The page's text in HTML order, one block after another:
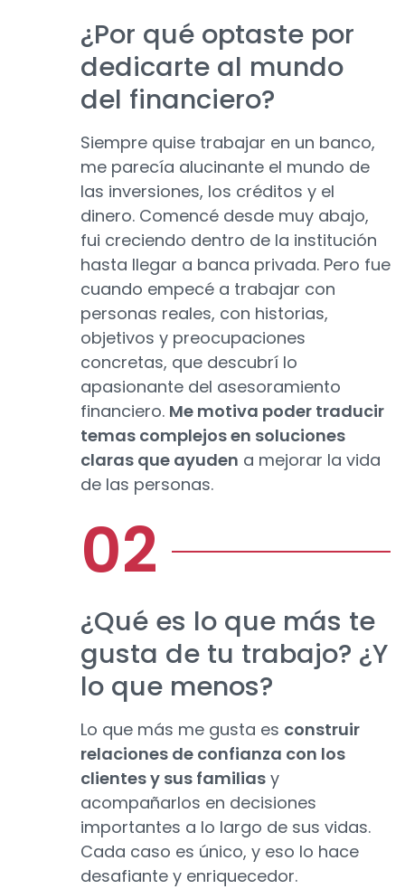
¿Por qué optaste por
dedicarte al mundo
del financiero?
Siempre quise trabajar en un banco,
me parecía alucinante el mundo de
las inversiones, los créditos y el
dinero. Comencé desde muy abajo,
fui creciendo dentro de la institución
hasta llegar a banca privada. Pero fue
cuando empecé a trabajar con
personas reales, con historias,
objetivos y preocupaciones
concretas, que descubrí lo
apasionante del asesoramiento
financiero. Me motiva poder traducir
temas complejos en soluciones
claras que ayuden a mejorar la vida
de las personas.
¿Qué es lo que más te
gusta de tu trabajo? ¿Y
lo que menos?
Lo que más me gusta es construir
relaciones de confianza con los
clientes y sus familias y
acompañarlos en decisiones
importantes a lo largo de sus vidas.
Cada caso es único, y eso lo hace
desafiante y enriquecedor.